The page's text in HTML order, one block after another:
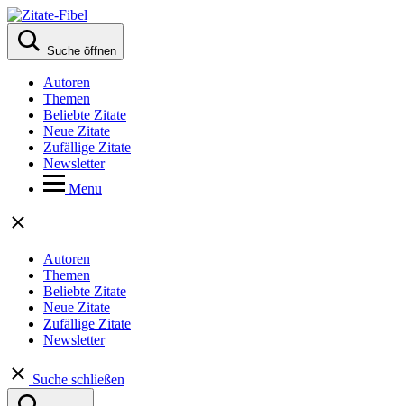
Suche öffnen
Autoren
Themen
Beliebte Zitate
Neue Zitate
Zufällige Zitate
Newsletter
Menu
Autoren
Themen
Beliebte Zitate
Neue Zitate
Zufällige Zitate
Newsletter
Suche schließen